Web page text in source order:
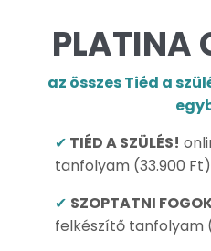
PLATINA
az összes Tiéd a
✔ TIÉD A SZÜLÉS!
tanfolyam (33.900 Ft)
✔ SZOPTATNI
felkészítő tanfolyam